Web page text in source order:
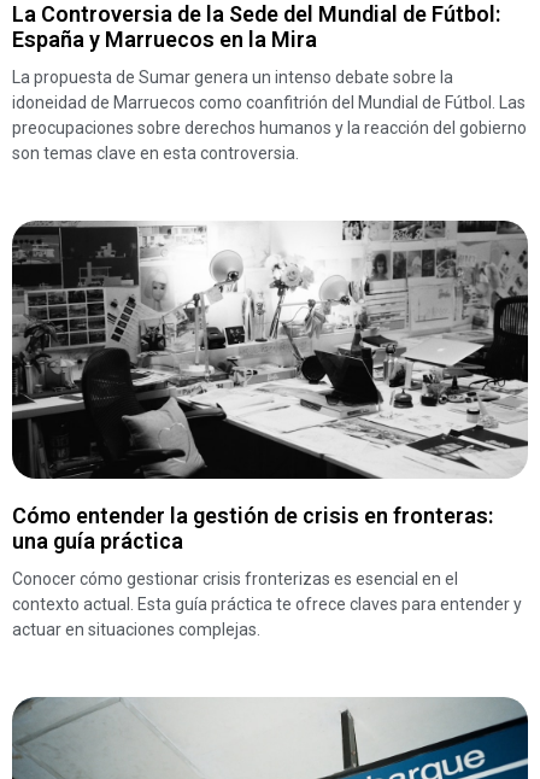
La Controversia de la Sede del Mundial de Fútbol:
España y Marruecos en la Mira
La propuesta de Sumar genera un intenso debate sobre la
idoneidad de Marruecos como coanfitrión del Mundial de Fútbol. Las
preocupaciones sobre derechos humanos y la reacción del gobierno
son temas clave en esta controversia.
Cómo entender la gestión de crisis en fronteras:
una guía práctica
Conocer cómo gestionar crisis fronterizas es esencial en el
contexto actual. Esta guía práctica te ofrece claves para entender y
actuar en situaciones complejas.